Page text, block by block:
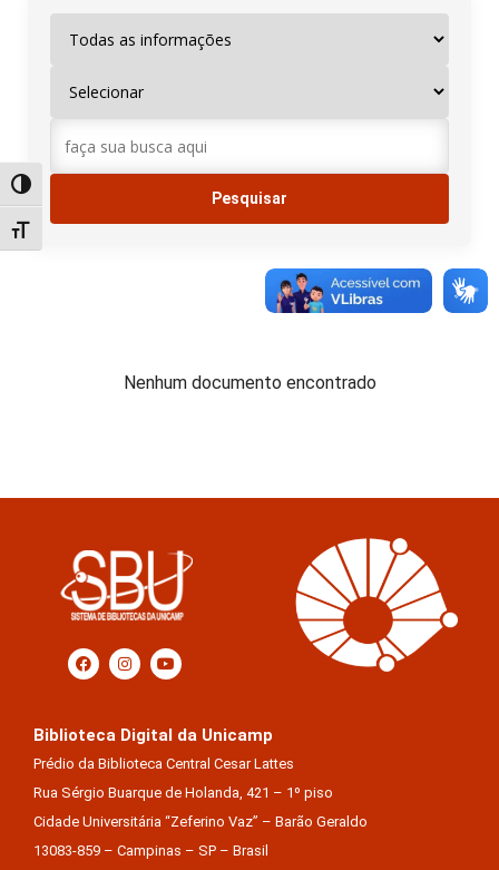
Alternar alto contraste
Alternar tamanho da fonte
Nenhum documento encontrado
Biblioteca Digital da Unicamp
Prédio da Biblioteca Central Cesar Lattes
Rua Sérgio Buarque de Holanda, 421 – 1º piso
Cidade Universitária “Zeferino Vaz” – Barão Geraldo
13083-859 – Campinas – SP – Brasil